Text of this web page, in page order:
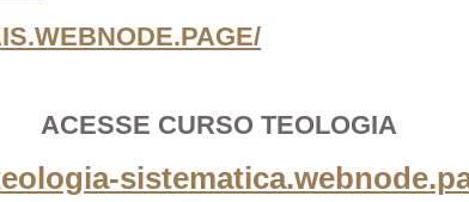
ACESSE CURSO TEOLOGIA